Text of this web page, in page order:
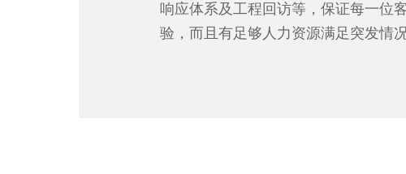
响应体系及工程回访等，保证每一位
验，而且有足够人力资源满足突发情